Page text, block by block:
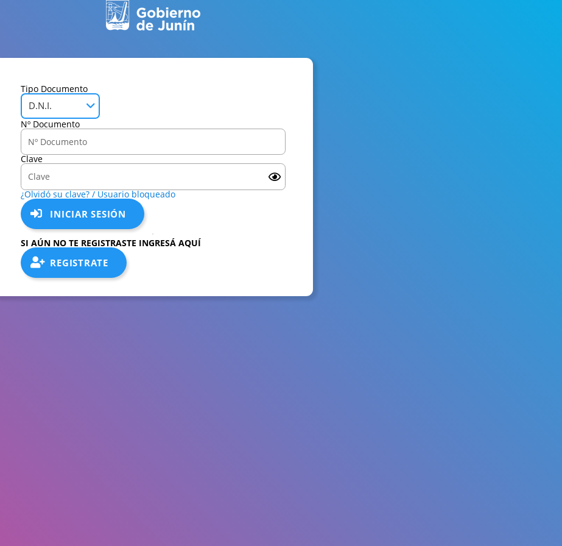
Tipo Documento
D.N.I.
Nº Documento
Clave
¿Olvidó su clave? / Usuario bloqueado
INICIAR SESIÓN
SI AÚN NO TE REGISTRASTE INGRESÁ AQUÍ
REGISTRATE